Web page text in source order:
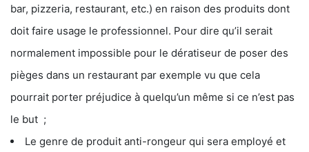
bar, pizzeria, restaurant, etc.) en raison des produits dont
doit faire usage le professionnel. Pour dire qu’il serait
normalement impossible pour le dératiseur de poser des
pièges dans un restaurant par exemple vu que cela
pourrait porter préjudice à quelqu’un même si ce n’est pas
le but ;
Le genre de produit anti-rongeur qui sera employé et